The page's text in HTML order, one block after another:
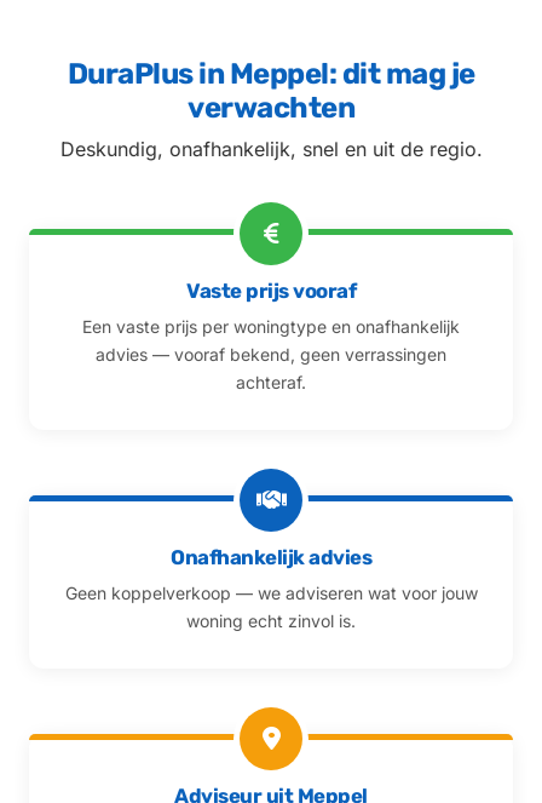
DuraPlus in Meppel: dit mag je
verwachten
Deskundig, onafhankelijk, snel en uit de regio.
Vaste prijs vooraf
Een vaste prijs per woningtype en onafhankelijk
advies — vooraf bekend, geen verrassingen
achteraf.
Onafhankelijk advies
Geen koppelverkoop — we adviseren wat voor jouw
woning echt zinvol is.
Adviseur uit Meppel